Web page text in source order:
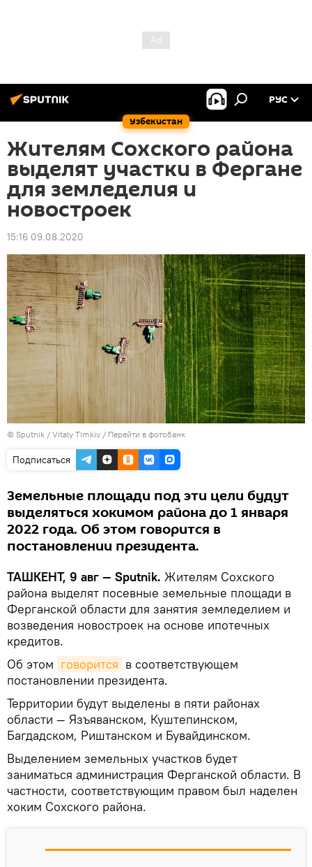
Узбекистан
РУС
Жителям Сохского района
выделят участки в Фергане
для земледелия и
новостроек
15:16 09.08.2020
© Sputnik / Vitaly Timkiv / Перейти в фотобанк
Подписаться
Земельные площади под эти цели будут
выделяться хокимом района до 1 января
2022 года. Об этом говорится в
постановлении президента.
ТАШКЕНТ, 9 авг — Sputnik. Жителям Сохского
района выделят посевные земельные площади в
Ферганской области для занятия земледелием и
возведения новостроек на основе ипотечных
кредитов.
Об этом говорится в соответствующем
постановлении президента.
Территории будут выделены в пяти районах
области — Язъяванском, Куштепинском,
Багдадском, Риштанском и Бувайдинском.
Выделением земельных участков будет
заниматься администрация Ферганской области. В
частности, соответствующим правом был наделен
хоким Сохского района.